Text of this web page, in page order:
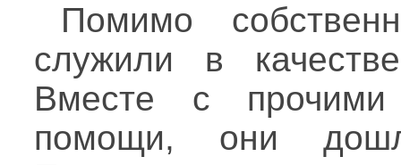
Помимо
служили в
Вместе с
помощи, они